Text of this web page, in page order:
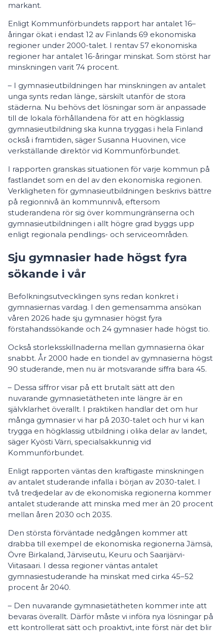
markant.
Enligt Kommunförbundets rapport har antalet 16–
åringar ökat i endast 12 av Finlands 69 ekonomiska
regioner under 2000-talet. I rentav 57 ekonomiska
regioner har antalet 16-åringar minskat. Som störst har
minskningen varit 74 procent.
– I gymnasieutbildningen har minskningen av antalet
unga synts redan länge, särskilt utanför de stora
städerna. Nu behövs det lösningar som är anpassade
till de lokala förhållandena för att en högklassig
gymnasieutbildning ska kunna tryggas i hela Finland
också i framtiden, säger Susanna Huovinen, vice
verkställande direktör vid Kommunförbundet.
I rapporten granskas situationen för varje kommun på
fastlandet som en del av den ekonomiska regionen.
Verkligheten för gymnasieutbildningen beskrivs bättre
på regionnivå än kommunnivå, eftersom
studerandena rör sig över kommungränserna och
gymnasieutbildningen i allt högre grad byggs upp
enligt regionala pendlings- och serviceområden.
Sju gymnasier hade högst fyra
sökande i vår
Befolkningsutvecklingen syns redan konkret i
gymnasiernas vardag. I den gemensamma ansökan
våren 2026 hade sju gymnasier högst fyra
förstahandssökande och 24 gymnasier hade högst tio.
Också storleksskillnaderna mellan gymnasierna ökar
snabbt. År 2000 hade en tiondel av gymnasierna högst
90 studerande, men nu är motsvarande siffra bara 45.
– Dessa siffror visar på ett brutalt sätt att den
nuvarande gymnasietätheten inte längre är en
självklarhet överallt. I praktiken handlar det om hur
många gymnasier vi har på 2030-talet och hur vi kan
trygga en högklassig utbildning i olika delar av landet,
säger Kyösti Värri, specialsakkunnig vid
Kommunförbundet.
Enligt rapporten väntas den kraftigaste minskningen
av antalet studerande infalla i början av 2030-talet. I
två tredjedelar av de ekonomiska regionerna kommer
antalet studerande att minska med mer än 20 procent
mellan åren 2030 och 2035.
Den största förväntade nedgången kommer att
drabba till exempel de ekonomiska regionerna Jämsä,
Övre Birkaland, Järviseutu, Keuru och Saarijärvi-
Viitasaari. I dessa regioner väntas antalet
gymnasiestuderande ha minskat med cirka 45–52
procent år 2040.
– Den nuvarande gymnasietätheten kommer inte att
bevaras överallt. Därför måste vi införa nya lösningar på
ett kontrollerat sätt och proaktivt, inte först när det blir